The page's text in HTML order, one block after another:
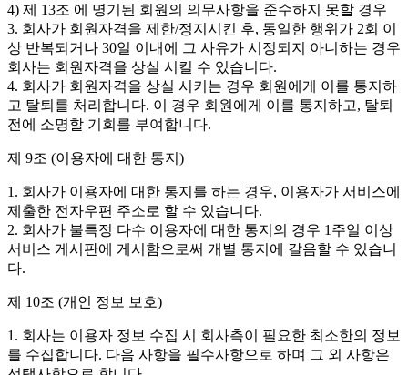
4) 제 13조 에 명기된 회원의 의무사항을 준수하지 못할 경우
3. 회사가 회원자격을 제한/정지시킨 후, 동일한 행위가 2회 이
상 반복되거나 30일 이내에 그 사유가 시정되지 아니하는 경우
회사는 회원자격을 상실 시킬 수 있습니다.
4. 회사가 회원자격을 상실 시키는 경우 회원에게 이를 통지하
고 탈퇴를 처리합니다. 이 경우 회원에게 이를 통지하고, 탈퇴
전에 소명할 기회를 부여합니다.
제 9조 (이용자에 대한 통지)
1. 회사가 이용자에 대한 통지를 하는 경우, 이용자가 서비스에
제출한 전자우편 주소로 할 수 있습니다.
2. 회사가 불특정 다수 이용자에 대한 통지의 경우 1주일 이상
서비스 게시판에 게시함으로써 개별 통지에 갈음할 수 있습니
다.
제 10조 (개인 정보 보호)
1. 회사는 이용자 정보 수집 시 회사측이 필요한 최소한의 정보
를 수집합니다. 다음 사항을 필수사항으로 하며 그 외 사항은